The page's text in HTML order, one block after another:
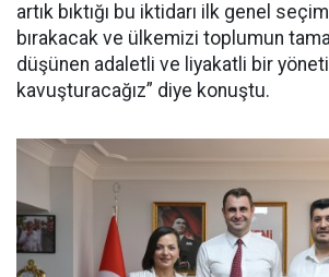
artık bıktığı bu iktidarı ilk genel
bırakacak ve ülkemizi toplumun
düşünen adaletli ve liyakatli bir
kavuşturacağız” diye konuştu.